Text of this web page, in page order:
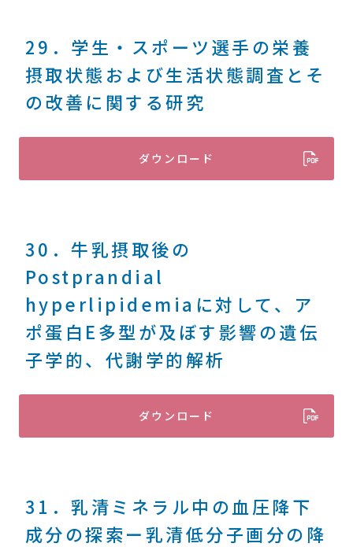
29．学生・スポーツ選手の栄養
摂取状態および生活状態調査とそ
の改善に関する研究
ダウンロード
30．牛乳摂取後の
Postprandial
hyperlipidemiaに対して、ア
ポ蛋白E多型が及ぼす影響の遺伝
子学的、代謝学的解析
ダウンロード
31．乳清ミネラル中の血圧降下
成分の探索ー乳清低分子画分の降